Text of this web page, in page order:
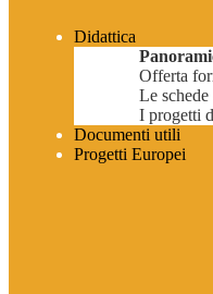
Didattica
Offerta
Le
I progetti
Documenti utili
Progetti Europei